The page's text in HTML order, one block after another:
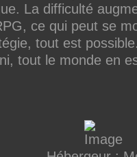
La difficulté
ce qui peut se
tout est
tout le monde en